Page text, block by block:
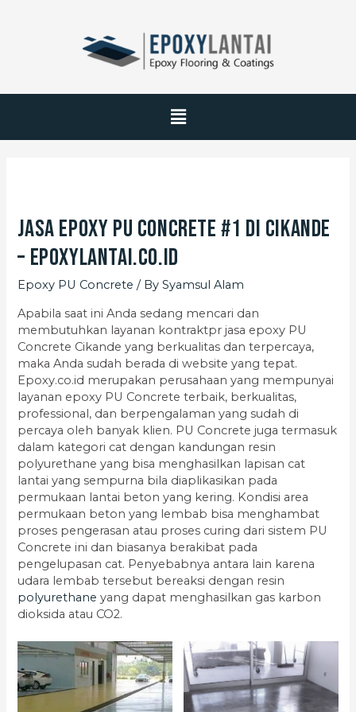
Jasa Epoxy PU Concrete #1 di Cikande
– EpoxyLantai.co.id
Epoxy PU Concrete / BySyamsul Alam
Apabila saat ini Anda sedang mencari dan
membutuhkan layanan kontraktpr jasa epoxy PU
Concrete Cikande yang berkualitas dan terpercaya,
maka Anda sudah berada di website yang tepat.
Epoxy.co.id merupakan perusahaan yang mempunyai
layanan epoxy PU Concrete terbaik, berkualitas,
professional, dan berpengalaman yang sudah di
percaya oleh banyak klien. PU Concrete juga termasuk
dalam kategori cat dengan kandungan resin
polyurethane yang bisa menghasilkan lapisan cat
lantai yang sempurna bila diaplikasikan pada
permukaan lantai beton yang kering. Kondisi area
permukaan beton yang lembab bisa menghambat
proses pengerasan atau proses curing dari sistem PU
Concrete ini dan biasanya berakibat pada
pengelupasan cat. Penyebabnya antara lain karena
udara lembab tersebut bereaksi dengan resin
polyurethane yang dapat menghasilkan gas karbon
dioksida atau CO2.